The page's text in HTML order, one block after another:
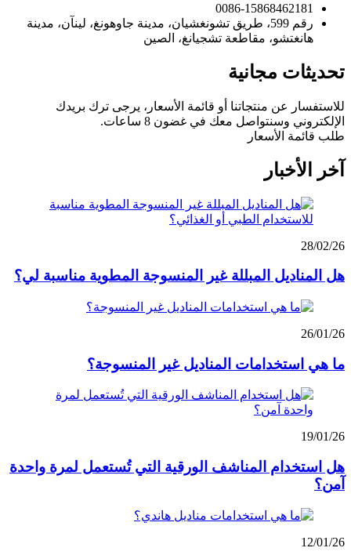
0086-15868462181
رقم 599، طريق تشونغشيان، مدينة جاوهونغ، لينآن، مدينة
هانغتشو، مقاطعة تشجيانغ، الصين
تحديثات مجانية
للاستفسار عن منتجاتنا أو قائمة الأسعار، يرجى ترك بريدك
الإلكتروني وسنتواصل معك في غضون 8 ساعات.
طلب قائمة الأسعار
آخر الأخبار
28/02/26
هل المناديل المبللة غير المنسوجة المطوية مناسبة لي؟
26/01/26
ما هي استخدامات المناديل غير المنسوجة؟
19/01/26
هل استخدام المناشف الورقية التي تُستعمل لمرة واحدة
آمن؟
12/01/26